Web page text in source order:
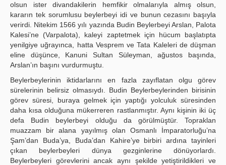
olsun ister divandakilerin hemfikir olmalarıyla almış olsun,
kararın tek sorumlusu beylerbeyi idi ve bunun cezasını başıyla
verirdi. Nitekim 1566 yılı yazında Budin Beylerbeyi Arslan, Palota
Kalesi’ne (Varpalota), kaleyi zaptetmek için hücum başlatıpta
yenilgiye uğrayınca, hatta Vesprem ve Tata Kaleleri de düşman
eline düşünce, Kanuni Sultan Süleyman, ağustos başında,
Arslan’ın başını vurdurmuştu.
Beylerbeylerinin iktidarlarını en fazla zayıflatan olgu görev
sürelerinin belirsiz olmasıydı. Budin Beylerbeylerinden birisinin
görev süresi, buraya gelmek için yaptığı yolculuk süresinden
daha kısa olduğuna mükerreren rastlanmıştır. Aynı kişinin iki üç
defa Budin beylerbeyi olduğu da görülmüştür. Topraklan
muazzam bir alana yayılmış olan Osmanlı İmparatorluğu’na
Şam’dan Buda’ya, Buda’dan Kahire’ye birbiri ardına tayinleri
çıkan beylerbeyleri dünya gezginlerine dönüyorlardı.
Beylerbeyleri görevlerini ancak aynı şekilde yetiştirildikleri ve